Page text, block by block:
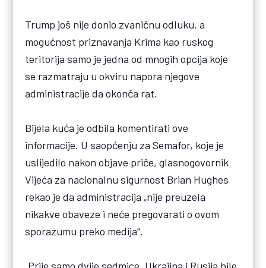
Trump još nije donio zvaničnu odluku, a
mogućnost priznavanja Krima kao ruskog
teritorija samo je jedna od mnogih opcija koje
se razmatraju u okviru napora njegove
administracije da okonča rat.
Bijela kuća je odbila komentirati ove
informacije. U saopćenju za Semafor, koje je
uslijedilo nakon objave priče, glasnogovornik
Vijeća za nacionalnu sigurnost Brian Hughes
rekao je da administracija „nije preuzela
nikakve obaveze i neće pregovarati o ovom
sporazumu preko medija“.